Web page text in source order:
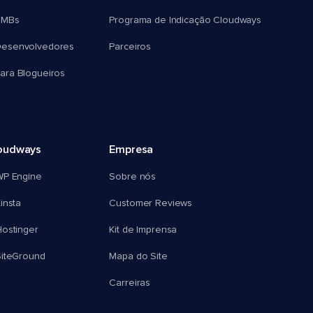
Blogueiros
Programa de Indicação Cloudways
Parceiros
Engine
Empresa
Sobre nós
Customer Reviews
Kit de Imprensa
Mapa do Site
Carreiras